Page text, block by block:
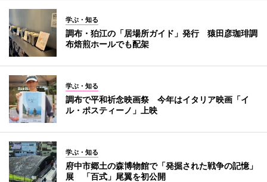
学ぶ・知る
調布・狛江の「居場所ガイド」発行 猿田彦珈琲調
布焙煎ホールでも配架
学ぶ・知る
調布で平和祈念映画祭 今年はイタリア映画「イ
ル・ポスティーノ」上映
学ぶ・知る
府中市郷土の森博物館で「発掘された戦争の記憶」
展 「百式」尾翼を初公開